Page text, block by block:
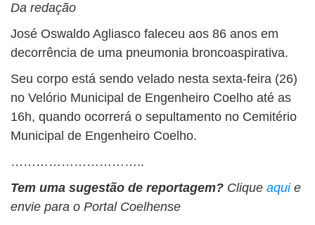
Da redação
José Oswaldo Agliasco faleceu aos 86 anos em
decorrência de uma pneumonia broncoaspirativa.
Seu corpo está sendo velado nesta sexta-feira (26)
no Velório Municipal de Engenheiro Coelho até as
16h, quando ocorrerá o sepultamento no Cemitério
Municipal de Engenheiro Coelho.
…………………………..
Tem uma sugestão de reportagem? Clique aqui e
envie para o Portal Coelhense